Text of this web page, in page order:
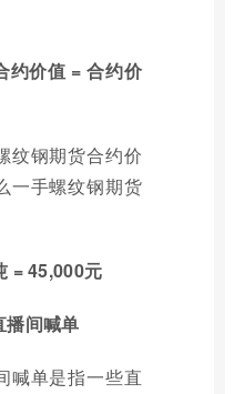
约价值 = 合约价
纹钢期货合约价
一手螺纹钢期货
= 45,000元
播间喊单
喊单是指一些直